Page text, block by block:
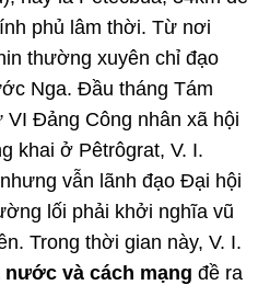
phủ lâm thời. Từ nơi
thường xuyên chỉ đạo
Nga. Đầu tháng Tám
Đảng Công nhân xã hội
khai ở Pêtrôgrat, V. I.
vẫn lãnh đạo Đại hội
lối phải khởi nghĩa vũ
Trong thời gian này, V. I.
nước và cách mạng đề ra